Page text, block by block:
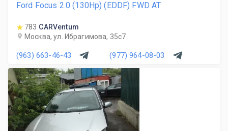
Ford Focus 2.0 (130Hp) (EDDF) FWD AT
783 CARVentum
Москва, ул. Ибрагимова, 35с7
(963) 663-46-43 (977) 964-08-03